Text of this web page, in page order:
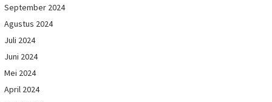
September 2024
Agustus 2024
Juli 2024
Juni 2024
Mei 2024
April 2024